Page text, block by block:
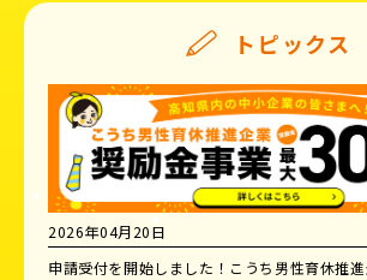
トピックス
2026年04月20日
申請受付を開始しました！こうち男性育休推